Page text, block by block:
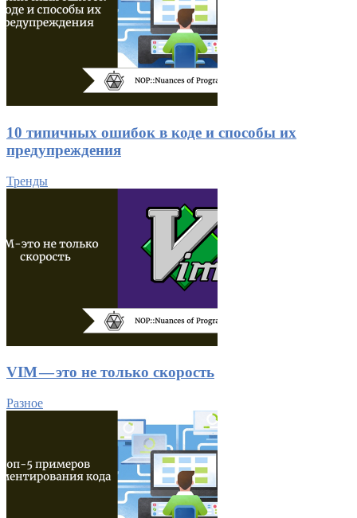
10 типичных ошибок в коде и способы их
предупреждения
Тренды
VIM — это не только скорость
Разное